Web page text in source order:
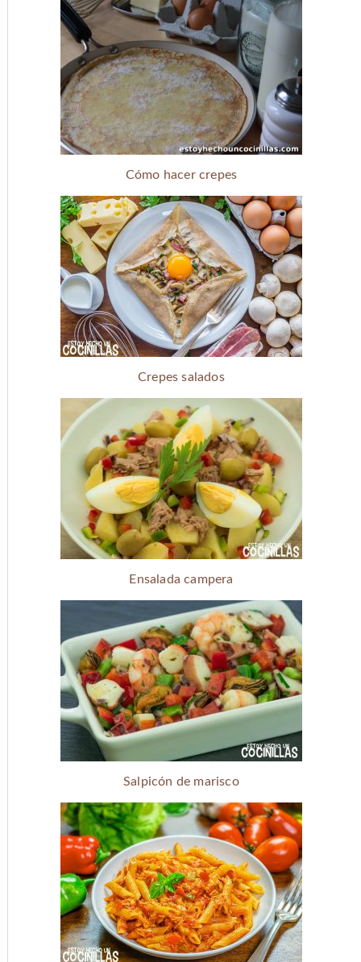
Cómo hacer crepes
Crepes salados
Ensalada campera
Salpicón de marisco